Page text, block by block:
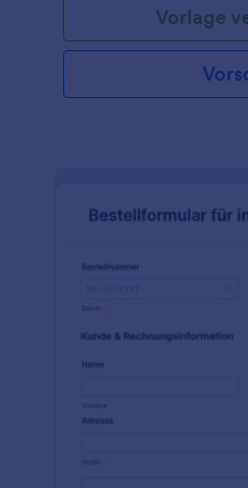
Widgets können Sie Ihr
Grundlage dieses
Logo, Bilder und
Ihr Formular entweder in
Vorlage